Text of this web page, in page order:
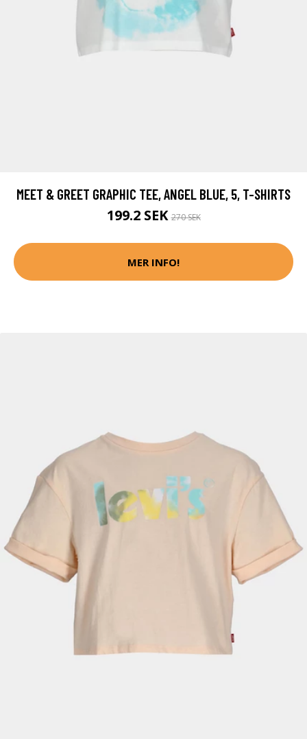
MEET & GREET GRAPHIC TEE, ANGEL BLUE, 5, T-SHIRTS
199.2 SEK270 SEK
MER INFO!